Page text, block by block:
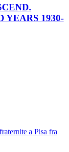
YEARS 1930-